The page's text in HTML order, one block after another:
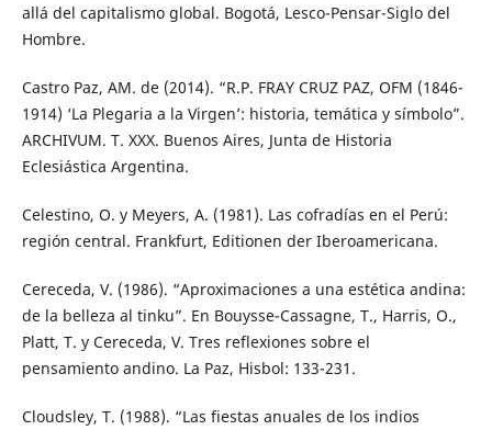
allá del capitalismo global. Bogotá, Lesco-Pensar-Siglo del
Hombre.
Castro Paz, AM. de (2014). “R.P. FRAY CRUZ PAZ, OFM (1846-
1914) ‘La Plegaria a la Virgen’: historia, temática y símbolo”.
ARCHIVUM. T. XXX. Buenos Aires, Junta de Historia
Eclesiástica Argentina.
Celestino, O. y Meyers, A. (1981). Las cofradías en el Perú:
región central. Frankfurt, Editionen der Iberoamericana.
Cereceda, V. (1986). “Aproximaciones a una estética andina:
de la belleza al tinku”. En Bouysse-Cassagne, T., Harris, O.,
Platt, T. y Cereceda, V. Tres reflexiones sobre el
pensamiento andino. La Paz, Hisbol: 133-231.
Cloudsley, T. (1988). “Las fiestas anuales de los indios